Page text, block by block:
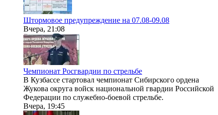
Штормовое предупреждение на 07.08-09.08
Вчера, 21:08
Чемпионат Росгвардии по стрельбе
В Кузбассе стартовал чемпионат Сибирского ордена
Жукова округа войск национальной гвардии Российской
Федерации по служебно-боевой стрельбе.
Вчера, 19:45